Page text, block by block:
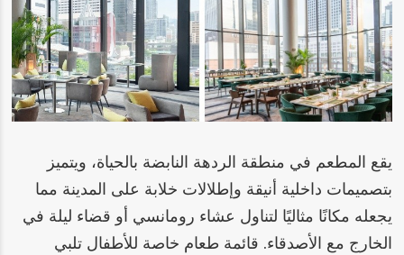
يقع المطعم في منطقة الردهة النابضة بالحياة، ويتميز
بتصميمات داخلية أنيقة وإطلالات خلابة على المدينة مما
يجعله مكانًا مثاليًا لتناول عشاء رومانسي أو قضاء ليلة في
الخارج مع الأصدقاء. قائمة طعام خاصة للأطفال تلبي